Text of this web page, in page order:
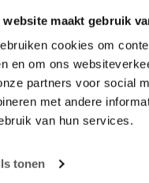
website maakt gebruik
cookies om
en om ons
partners voor social
met andere
van hun services.
tonen